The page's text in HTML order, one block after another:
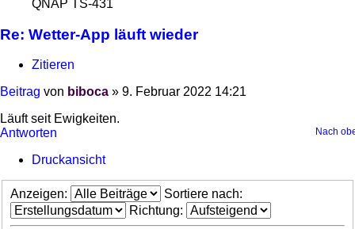
QNAP TS-431
Re: Wetter-App läuft wieder
Zitieren
Beitrag von biboca » 9. Februar 2022 14:21
Läuft seit Ewigkeiten.
Nach
Antworten
Druckansicht
Anzeigen:
Sortiere nach:
Richtung: